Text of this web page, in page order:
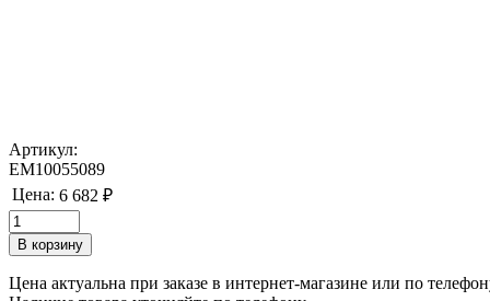
Артикул:
EM10055089
Цена: 6 682 ₽
Цена актуальна при заказе в интернет-магазине или по